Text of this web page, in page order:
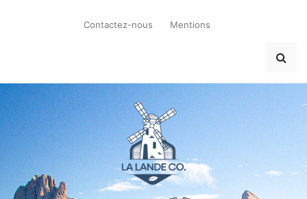
Contactez-nous Mentions